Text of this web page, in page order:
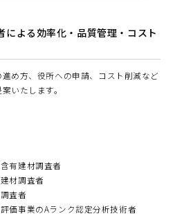
による効率化・品質管理・コスト
め方、役所への申請、コスト削減など
いたします。
有建材調査者
材調査者
査者
価事業のAランク認定分析技術者